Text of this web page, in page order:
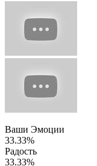
Ваши Эмоции
33.33%
Радость
33.33%